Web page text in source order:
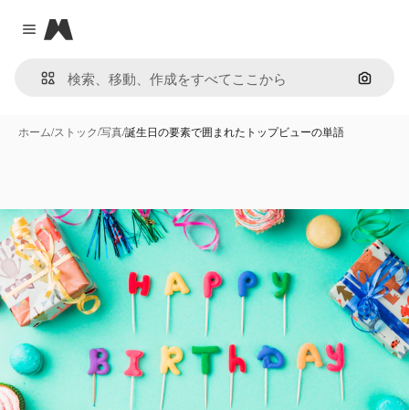
Close menu
Magnific
画像で
ホーム/ストック/写真/誕生日の要素で囲まれたトップビューの単語